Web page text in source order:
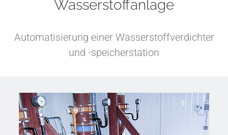
Wasserstoffanlage
Automatisierung einer Wasserstoffverdichter
und -speicherstation